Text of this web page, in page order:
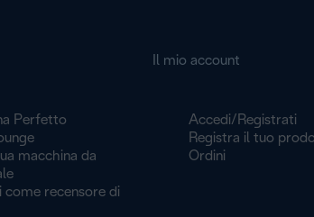
Perfetto
macchina da
come recensore di
Il mio account
Accedi/Registrati
Registra il tuo
Ordini